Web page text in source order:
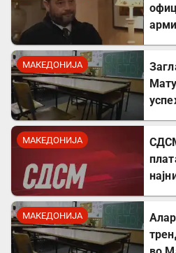
МАКЕДОНИЈА
МАКЕДОНИЈА
МАКЕДОНИЈА